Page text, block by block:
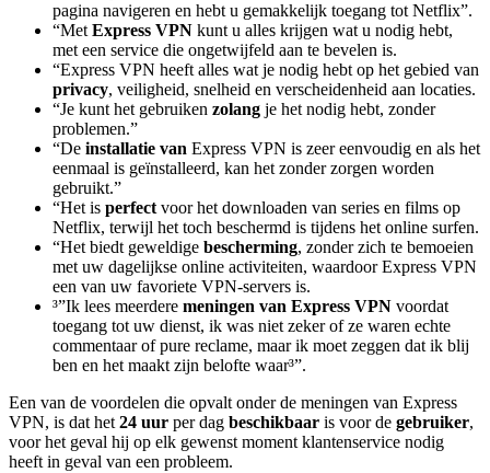
pagina navigeren en hebt u gemakkelijk toegang tot Netflix”.
“Met Express VPN kunt u alles krijgen wat u nodig hebt,
met een service die ongetwijfeld aan te bevelen is.
“Express VPN heeft alles wat je nodig hebt op het gebied van
privacy, veiligheid, snelheid en verscheidenheid aan locaties.
“Je kunt het gebruiken zolang je het nodig hebt, zonder
problemen.”
“De installatie van Express VPN is zeer eenvoudig en als het
eenmaal is geïnstalleerd, kan het zonder zorgen worden
gebruikt.”
“Het is perfect voor het downloaden van series en films op
Netflix, terwijl het toch beschermd is tijdens het online surfen.
“Het biedt geweldige bescherming, zonder zich te bemoeien
met uw dagelijkse online activiteiten, waardoor Express VPN
een van uw favoriete VPN-servers is.
³”Ik lees meerdere meningen van Express VPN voordat
toegang tot uw dienst, ik was niet zeker of ze waren echte
commentaar of pure reclame, maar ik moet zeggen dat ik blij
ben en het maakt zijn belofte waar³”.
Een van de voordelen die opvalt onder de meningen van Express
VPN, is dat het 24 uur per dag beschikbaar is voor de gebruiker,
voor het geval hij op elk gewenst moment klantenservice nodig
heeft in geval van een probleem.